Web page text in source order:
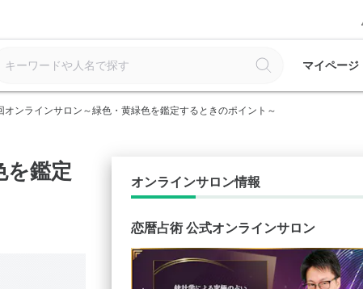
マイページ
オンラインサロン～緑色・黄緑色を鑑定するときのポイント～
を鑑定
オンラインサロン情報
恋暦占術 公式オンラインサロン